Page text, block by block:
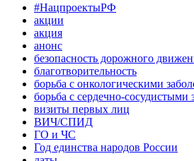
#НацпроектыРФ
акции
акция
анонс
безопасность дорожного
благотворительность
борьба с онкологическими
борьба с сердечно-сосудистыми
визиты первых лиц
ВИЧ/СПИД
ГО и ЧС
Год единства народов России